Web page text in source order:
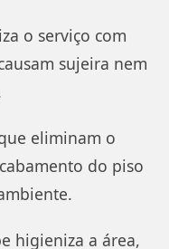
o serviço com
sujeira nem
eliminam o
do piso
higieniza a área,